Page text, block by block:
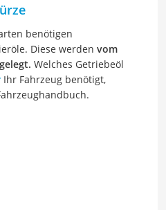
benötigen
Diese werden vom
Welches Getriebeöl
Ihr Fahrzeug benötigt,